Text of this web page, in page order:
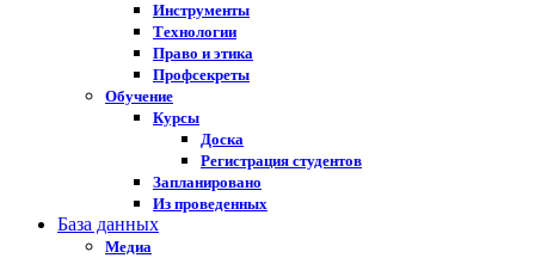
Инструменты
Технологии
Право и этика
Профсекреты
Обучение
Курсы
Доска
Регистрация студентов
Запланировано
Из проведенных
База данных
Медиа